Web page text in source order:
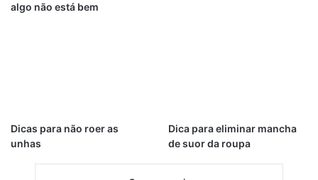
algo não está bem
Dicas para não roer as
unhas
Dica para eliminar mancha
de suor da roupa